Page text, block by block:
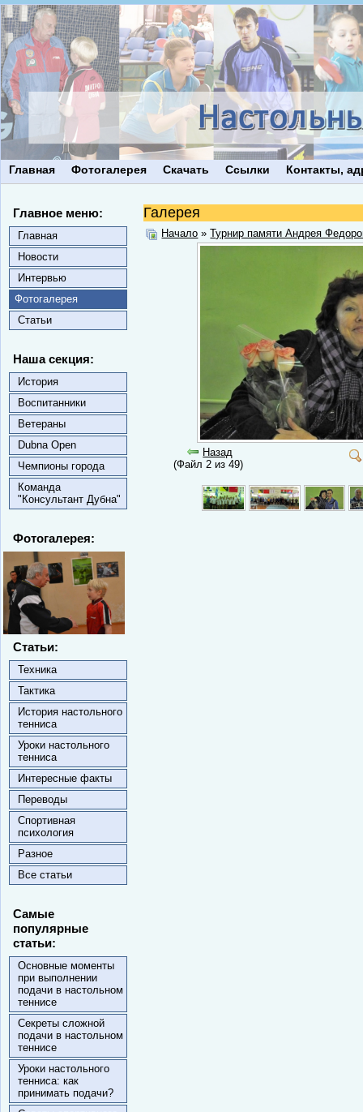
Главная Фотогалерея Скачать Ссылки Контакты,
Главное меню:
Главная
Новости
Интервью
Фотогалерея
Статьи
Наша секция:
История
Воспитанники
Ветераны
Dubna Open
Чемпионы города
Команда
"Консультант Дубна"
Фотогалерея:
Статьи:
Техника
Тактика
История настольного
тенниса
Уроки настольного
тенниса
Интересные факты
Переводы
Спортивная
психология
Разное
Все статьи
Самые
популярные
статьи:
Основные моменты
при выполнении
подачи в настольном
теннисе
Секреты сложной
подачи в настольном
теннисе
Уроки настольного
тенниса: как
принимать подачи?
Галерея
Начало »Турнир памяти Андрея
Назад
(Файл 2 из 49)